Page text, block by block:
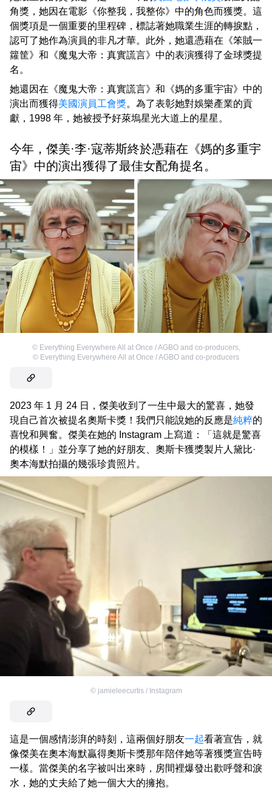
角獎，她因在電影《你整我，我整你》中的角色而獲獎。這
個獎項是一個重要的里程碑，標誌著她職業生涯的轉捩點，
認可了她作為演員的非凡才華。此外，她還憑藉在《笨賊一
籮筐》和《魔鬼大帝：真實謊言》中的表演獲得了金球獎提
名。
她還因在《魔鬼大帝：真實謊言》和《媽的多重宇宙》中的
演出而獲得美國演員工會獎。為了表彰她對娛樂產業的貢
獻，1998 年，她被授予好萊塢星光大道上的星星。
今年，傑美·李·寇蒂斯終於憑藉在《媽的多重宇
宙》中的演出獲得了最佳女配角提名。
© Everything Everywhere All at Once / AGBO and co-producers,
© Everything Everywhere All at Once / AGBO and co-producers
2023 年 1 月 24 日，傑美收到了一生中最大的驚喜，她發
現自己首次被提名奧斯卡獎！我們只能說她的反應是純粹的
喜悅和興奮。傑美在她的 Instagram 上寫道：「這就是驚喜
的模樣！」並分享了她的好朋友、奧斯卡獲獎製片人黛比·
奧本海默拍攝的幾張珍貴照片。
© jamieleecurtis / Instagram
這是一個感情澎湃的時刻，這兩個好朋友一起看著宣告，就
像傑美在奧本海默贏得奧斯卡獎那年陪伴她等著獲獎宣告時
一樣。當傑美的名字被叫出來時，房間裡爆發出歡呼聲和淚
水，她的丈夫給了她一個大大的擁抱。